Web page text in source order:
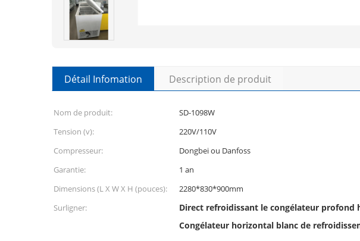
Détail Infomation Description de produit
Nom de produit: SD-1098W
Tension (v):
220V/110V
Compresseur:
Dongbei ou Danfoss
Garantie:
1 an
Dimensions (L X W X H (pouces):
2280*830*900mm
Surligner:
Direct refroidissant le congélateur profond
Congélateur horizontal blanc de